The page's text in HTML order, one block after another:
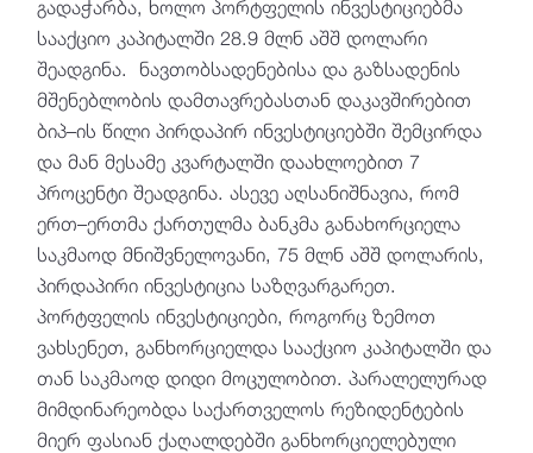
გადაჭარბა, ხოლო პორტფელის ინვესტიციებმა
სააქციო კაპიტალში 28.9 მლნ აშშ დოლარი
შეადგინა. ნავთობსადენებისა და გაზსადენის
მშენებლობის დამთავრე­ბას­თან დაკავშირებით
ბიპ–ის წილი პირდაპირ ინვესტიციებში შემცირდა
და მან მესამე კვარტალში დაახლოებით 7
პროცენტი შეადგინა. ასევე აღსანიშნავია, რომ
ერთ–ერთმა ქართულმა ბანკმა განახორციელა
საკმაოდ მნიშვნელოვანი, 75 მლნ აშშ დოლარის,
პირდაპირი ინვესტიცია საზღვარგარეთ.
პორტფელის ინვესტიციები, როგორც ზემოთ
ვახსენეთ, განხორციელდა სააქციო კაპიტალში და
თან საკმაოდ დიდი მოცულობით. პარალელურად
მიმდინარეობდა საქართველოს რეზიდენტების
მიერ ფასიან ქაღალდებში განხორციელებული